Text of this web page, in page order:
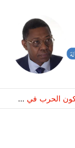
حين يصل التعليم إلى مجلس الأمن..تكون الحرب في السودان قد أعلنت الحرب على المستقبل